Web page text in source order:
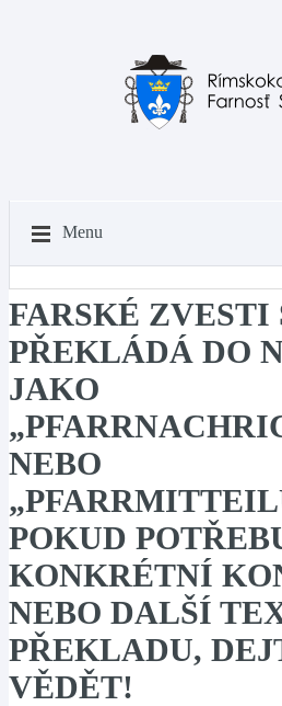
Menu
FARSKÉ ZVESTI
PŘEKLÁDÁ DO
JAKO
NEBO
POKUD
KONKRÉTNÍ
NEBO DALŠÍ
PŘEKLADU,
VĚDĚT!